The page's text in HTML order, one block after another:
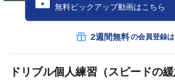
無料ピックアップ動画はこちら
2週間無料の会員登録
ドリブル個人練習（スピードの緩